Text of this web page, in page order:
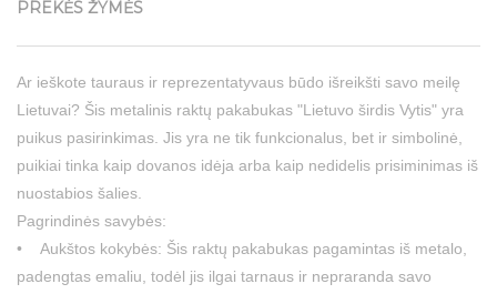
PREKĖS ŽYMĖS
Ar ieškote tauraus ir reprezentatyvaus būdo išreikšti savo meilę
Lietuvai? Šis metalinis raktų pakabukas "Lietuvo širdis Vytis" yra
puikus pasirinkimas. Jis yra ne tik funkcionalus, bet ir simbolinė,
puikiai tinka kaip dovanos idėja arba kaip nedidelis prisiminimas iš
nuostabios šalies.
Pagrindinės savybės:
• Aukštos kokybės: Šis raktų pakabukas pagamintas iš metalo,
padengtas emaliu, todėl jis ilgai tarnaus ir nepraranda savo